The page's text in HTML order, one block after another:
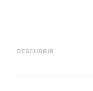
DESCUBRIR
Epidiolex y el estado actual